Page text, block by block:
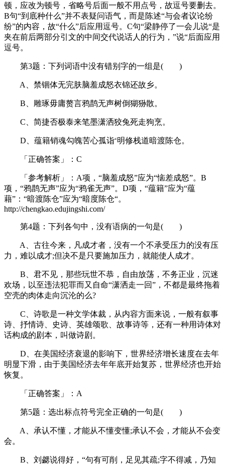
顿，应改为顿号，省略号后面一般不用点号，故逗号要删去。
B句“到底种什么”并不表疑问语气，而是陈述“与会者议论纷
纷”的内容，故“什么”后应用逗号。C句“梁静停了一会儿说“是
夹在前后两部分引文的中间交代说话人的行为，”说“后面应用
逗号。
第3题：下列词语中没有错别字的一组是( )
A、禁锢体无完肤脑羞成怒衣锦还故乡。
B、雕琢毋庸赘言鸦鹊无声树倒猢狲散。
C、简捷否极泰来笔墨潇洒狡兔死走狗烹。
D、蕴籍销魂勾魄苦心孤诣‘明修栈道暗渡陈仓。
「正确答案」：C
「参考解析」：A项，“脑羞成怒”应为“恼差成怒”。B
项，“鸦鹊无声”应为“鸦雀无声”。D项，“蕴籍”应为“蕴
藉”：“暗渡陈仓”应为“暗度陈仓“。
http://chengkao.edujingshi.com/
第4题：下列各句中，没有语病的一句是( )
A、古往今来，凡成才者，没有一个不承受压力的没有压
力，难以成才;但决不是只要施加压力，就能使人成才。
B、君不见，那些玩世不恭，自由放荡，不务正业，沉迷
欢场，以至违法犯罪而又自命“潇洒走一回”，不都是最终拖着
空壳的肉体走向沉沦的么?
C、诗歌是一种文学体裁，从内容方面来说，一般有叙事
诗、抒情诗、史诗、英雄颂歌、故事诗等，还有一种用诗体对
话构成的剧本，叫做诗剧。
D、在美国经济衰退的影响下，世界经济增长速度在去年
明显下滑，由于美国经济去年年底开始复苏，世界经济也开始
恢复。
「正确答案」：A
第5题：选出标点符号完全正确的一句是( )
A、承认不懂，才能从不懂变懂;承认不会，才能从不会变
会。
B、刘勰说得好，“句有可削，足见其疏;字不得减，乃知